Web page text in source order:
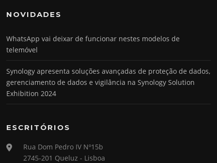
NOVIDADES
WhatsApp vai deixar de funcionar nestes modelos de
telemóvel
Synology apresenta soluções avançadas de proteção de dados,
gerenciamento de dados e vigilância na Synology Solution
Exhibition 2024
ESCRITÓRIOS
Rua Dom Pedro IV Nº15b
2745-201 Queluz - Lisboa